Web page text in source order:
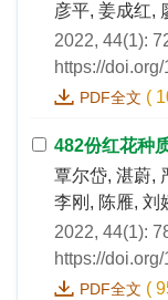
彦平, 姜成红,
2022, 44(1):
https://
PDF全文 (
482份红花种
覃尔岱, 湛蔚,
李刚, 陈雁, 刘
2022, 44(1):
https://
PDF全文 (